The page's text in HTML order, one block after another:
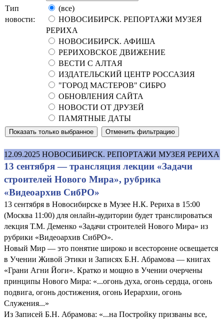
Тип
новости:
(все)
НОВОСИБИРСК. РЕПОРТАЖИ МУЗЕЯ
РЕРИХА
НОВОСИБИРСК. АФИША
РЕРИХОВСКОЕ ДВИЖЕНИЕ
ВЕСТИ С АЛТАЯ
ИЗДАТЕЛЬСКИЙ ЦЕНТР РОССАЗИЯ
"ГОРОД МАСТЕРОВ" СИБРО
ОБНОВЛЕНИЯ САЙТА
НОВОСТИ ОТ ДРУЗЕЙ
ПАМЯТНЫЕ ДАТЫ
12.09.2025 НОВОСИБИРСК. РЕПОРТАЖИ МУЗЕЯ РЕРИХА
13 сентября — трансляция лекции «Задачи
строителей Нового Мира», рубрика
«Видеоархив СибРО»
13 сентября в Новосибирске в Музее Н.К. Рериха в 15:00
(Москва 11:00) для онлайн-аудитории будет транслироваться
лекция Т.М. Деменко «Задачи строителей Нового Мира» из
рубрики «Видеоархив СибРО».
Новый Мир — это понятие широко и всесторонне освещается
в Учении Живой Этики и Записях Б.Н. Абрамова — книгах
«Грани Агни Йоги». Кратко и мощно в Учении очерчены
принципы Нового Мира: «...огонь духа, огонь сердца, огонь
подвига, огонь достижения, огонь Иерархии, огонь
Служения...»
Из Записей Б.Н. Абрамова: «...на Постройку призваны все,